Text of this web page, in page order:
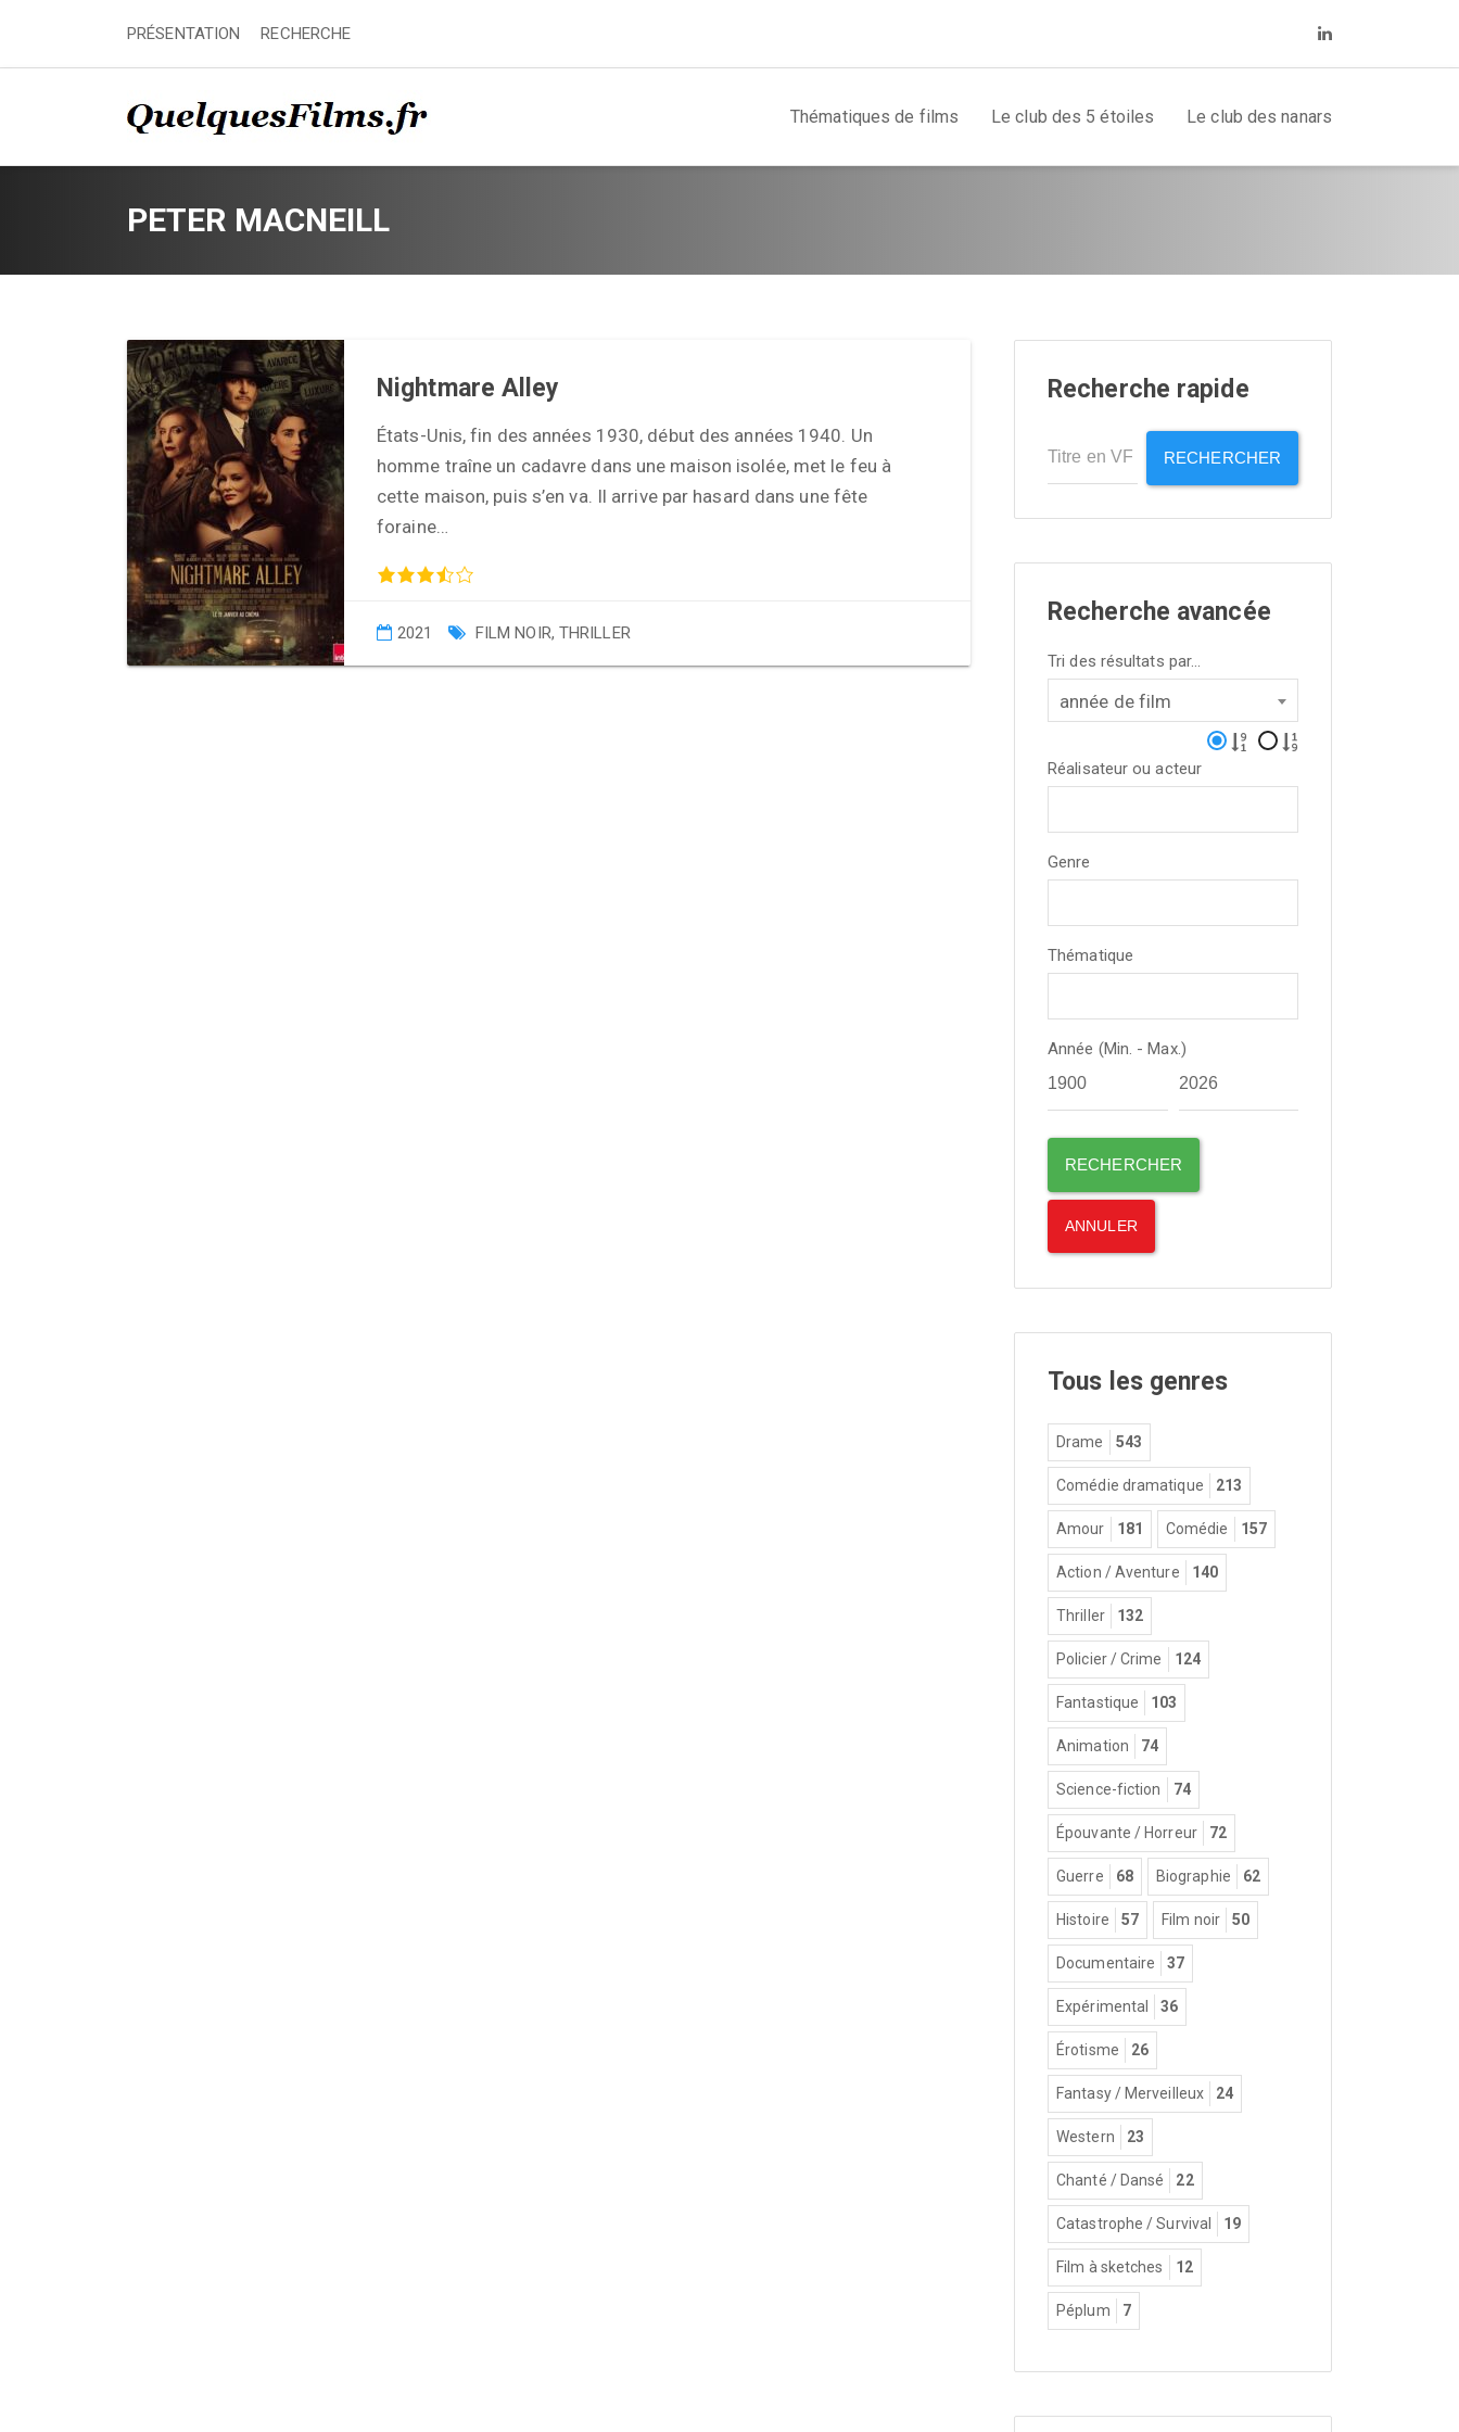
PRÉSENTATION RECHERCHE
Thématiques de films Le club des 5 étoiles Le club des nanars
PETER MACNEILL
Nightmare Alley
États-Unis, fin des années 1930, début des années 1940. Un
homme traîne un cadavre dans une maison isolée, met le feu à
cette maison, puis s’en va. Il arrive par hasard dans une fête
foraine…
2021 FILM NOIR, THRILLER
Recherche rapide
RECHERCHER
Recherche avancée
Tri des résultats par...
année de film
Réalisateur ou acteur
Genre
Thématique
Année (Min. - Max.)
Tous les genres
Drame 543
Comédie dramatique 213
Amour 181 Comédie 157
Action / Aventure 140
Thriller 132
Policier / Crime 124
Fantastique 103
Animation 74
Science-fiction 74
Épouvante / Horreur 72
Guerre 68 Biographie 62
Histoire 57 Film noir 50
Documentaire 37
Expérimental 36
Érotisme 26
Fantasy / Merveilleux 24
Western 23
Chanté / Dansé 22
Catastrophe / Survival 19
Film à sketches 12
Péplum 7